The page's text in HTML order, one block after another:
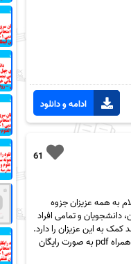
ادامه و دانلود
61
به همه عزیزان جزوه
و تمامی افراد
به این عزیزان را دارد.
در این پست جزوه خلاصه مبجث امواج الکترومغناطیسی فیزیک پیش دانشگاهی و نکات مهم تستی به همراه pdf به صورت رایگان